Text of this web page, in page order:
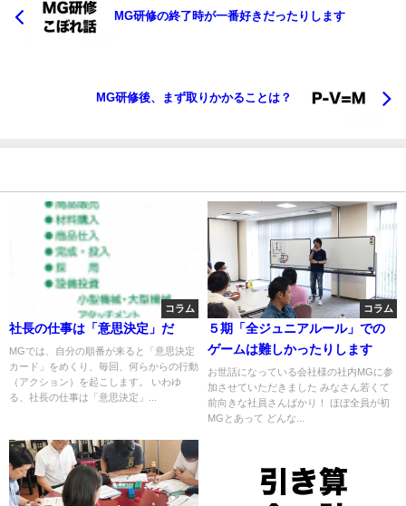
MG研修の終了時が一番好きだったりします
MG研修後、まず取りかかることは？
コラム
社長の仕事は「意思決定」だ
MGでは、自分の順番が来ると「意思決定
カード」をめくり、毎回、何らからの行動
（アクション）を起こします。 いわゆ
る、社長の仕事は「意思決定」...
コラム
５期「全ジュニアルール」での
ゲームは難しかったりします
お世話になっている会社様の社内MGに参
加させていただきました みなさん若くて
前向きな社員さんばかり！ ほぼ全員が初
MGとあって どんな...